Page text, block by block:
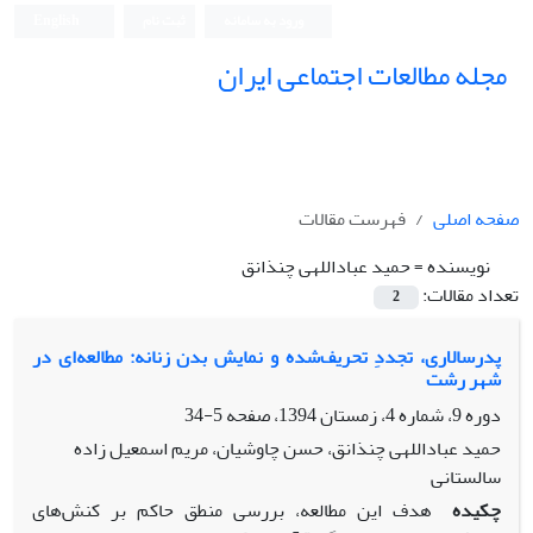
مجله مطالعات اجتماعی ایران
صفحه اصلی
فهرست مقالات
نویسنده =حمید عباداللهی چنذانق
تعداد مقالات:
2
پدرسالاری، تجددِ تحریف‌شده و نمایش بدن زنانه: مطالعه‌ای در
شهر رشت
دوره 9، شماره 4، زمستان 1394، صفحه
5-34
حمید عباداللهی چنذانق، حسن چاوشیان، مریم اسمعیل زاده
سالستانی
چکیده هدف این مطالعه، بررسی منطق حاکم بر کنش‌های